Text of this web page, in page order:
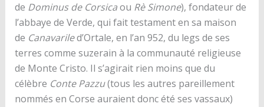
de Dominus de Corsicaou Rè Simone), fondateur de
l’abbaye de Verde, qui fait testament en sa maison
de Canavariled’Ortale, en l’an 952, du legs de ses
terres comme suzerain à la communauté religieuse
de Monte Cristo. Il s’agirait rien moins que du
célèbre Conte Pazzu(tous les autres pareillement
nommés en Corse auraient donc été ses vassaux)